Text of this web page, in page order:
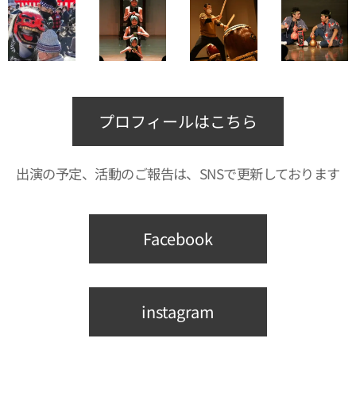
プロフィールはこちら
出演の予定、活動のご報告は、SNSで更新しております
Facebook
instagram